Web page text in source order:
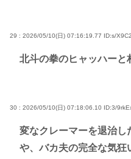
29 : 2026/05/10(日) 07:16:19.77 ID:s/
北斗の拳のヒャッハーと
30 : 2026/05/10(日) 07:18:06.10 ID:3/
変なクレーマーを退治し
や、バカ夫の完全な気狂